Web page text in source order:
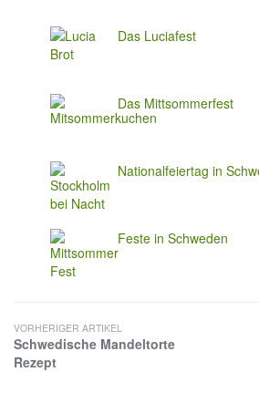
Das Luciafest
Das Mittsommerfest
Nationalfeiertag in
Feste in Schweden
VORHERIGER ARTIKEL
Schwedische Mandeltorte
Rezept